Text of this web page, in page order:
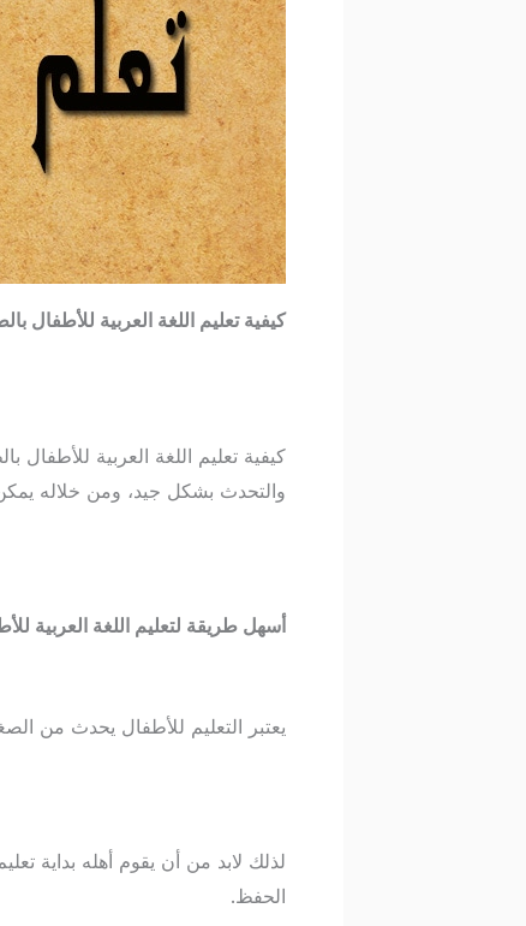
كيفية تعليم اللغة العربية للأطفال
كيفية تعليم اللغة العربية للأطفال
والتحدث بشكل جيد، ومن خلاله
أسهل طريقة لتعليم اللغة العربية
يعتبر التعليم للأطفال يحدث من
لذلك لابد من أن يقوم أهله بداية
الحفظ.